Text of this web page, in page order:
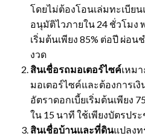
โดยไม่ต้องโอนเล่มทะเบีย
อนุมัติไวภายใน 24 ชั่วโมง
เริ่มต้นเพียง 85% ต่อปี ผ่อ
งวด
สินเชื่อรถมอเตอร์ไซค์เหม
มอเตอร์ไซค์และต้องการเ
อัตราดอกเบี้ยเริ่มต้นเพียง
ใน 15 นาที ใช้เพียงบัตรปร
สินเชื่อบ้านและที่ดินแปลงท